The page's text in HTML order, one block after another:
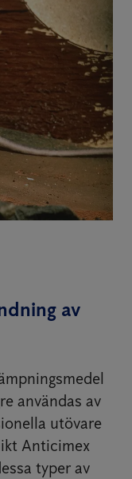
av
användas av
utövare
Anticimex
typer av